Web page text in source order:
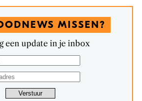
MISSEN?
een update in je inbox